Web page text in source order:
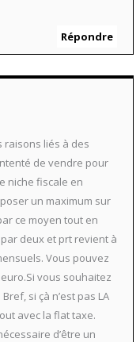
Répondre
raisons liés à des
de vendre pour
niche fiscale en
un maximum sur
ce moyen tout en
deux et prt revient à
Vous pouvez
vous souhaitez
si çà n’est pas LA
avec la flat taxe.
d’être un